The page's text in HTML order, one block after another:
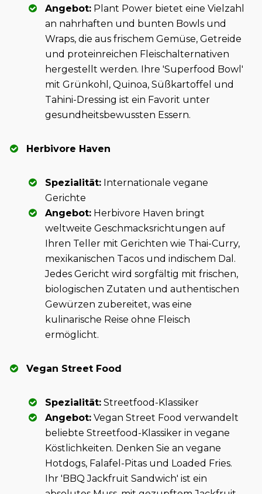
Angebot: Plant Power bietet eine Vielzahl
an nahrhaften und bunten Bowls und
Wraps, die aus frischem Gemüse, Getreide
und proteinreichen Fleischalternativen
hergestellt werden. Ihre 'Superfood Bowl'
mit Grünkohl, Quinoa, Süßkartoffel und
Tahini-Dressing ist ein Favorit unter
gesundheitsbewussten Essern.
Herbivore Haven
Spezialität: Internationale vegane
Gerichte
Angebot: Herbivore Haven bringt
weltweite Geschmacksrichtungen auf
Ihren Teller mit Gerichten wie Thai-Curry,
mexikanischen Tacos und indischem Dal.
Jedes Gericht wird sorgfältig mit frischen,
biologischen Zutaten und authentischen
Gewürzen zubereitet, was eine
kulinarische Reise ohne Fleisch
ermöglicht.
Vegan Street Food
Spezialität: Streetfood-Klassiker
Angebot: Vegan Street Food verwandelt
beliebte Streetfood-Klassiker in vegane
Köstlichkeiten. Denken Sie an vegane
Hotdogs, Falafel-Pitas und Loaded Fries.
Ihr 'BBQ Jackfruit Sandwich' ist ein